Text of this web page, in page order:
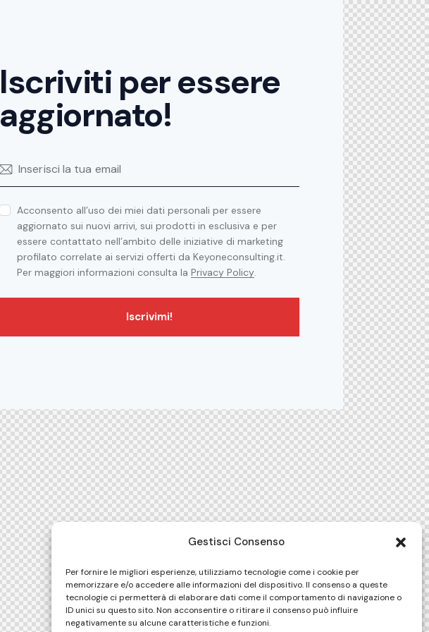
Gestisci Consenso
Per fornire le migliori esperienze, utilizziamo tecnologie come i cookie per
memorizzare e/o accedere alle informazioni del dispositivo. Il consenso a queste
tecnologie ci permetterà di elaborare dati come il comportamento di navigazione o
ID unici su questo sito. Non acconsentire o ritirare il consenso può influire
negativamente su alcune caratteristiche e funzioni.
Iscriviti per essere
aggiornato!
Iscrivimi!
Acconsento all’uso dei miei dati personali per essere
aggiornato sui nuovi arrivi, sui prodotti in esclusiva e per
essere contattato nell’ambito delle iniziative di marketing
profilato correlate ai servizi offerti da Keyoneconsulting.it.
Per maggiori informazioni consulta la Privacy Policy.